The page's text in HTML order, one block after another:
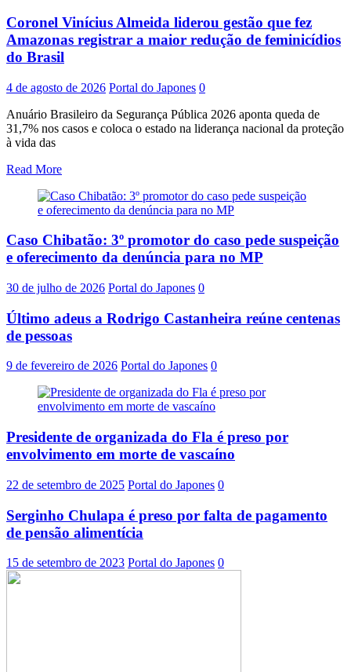
Coronel Vinícius Almeida liderou gestão que fez
Amazonas registrar a maior redução de feminicídios
do Brasil
4 de agosto de 2026 Portal do Japones 0
Anuário Brasileiro da Segurança Pública 2026 aponta queda de
31,7% nos casos e coloca o estado na liderança nacional da proteção
à vida das
Read More
Caso Chibatão: 3º promotor do caso pede suspeição
e oferecimento da denúncia para no MP
30 de julho de 2026 Portal do Japones 0
Último adeus a Rodrigo Castanheira reúne centenas
de pessoas
9 de fevereiro de 2026 Portal do Japones 0
Presidente de organizada do Fla é preso por
envolvimento em morte de vascaíno
22 de setembro de 2025 Portal do Japones 0
Serginho Chulapa é preso por falta de pagamento
de pensão alimentícia
15 de setembro de 2023 Portal do Japones 0